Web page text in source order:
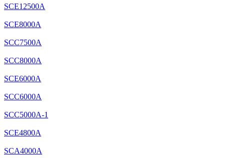
SCE12500A
SCE8000A
SCC7500A
SCC8000A
SCE6000A
SCC6000A
SCC5000A-1
SCE4800A
SCA4000A